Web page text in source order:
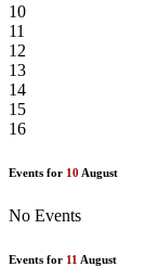
10
11
12
13
14
15
16
Events for 10 August
No Events
Events for 11 August